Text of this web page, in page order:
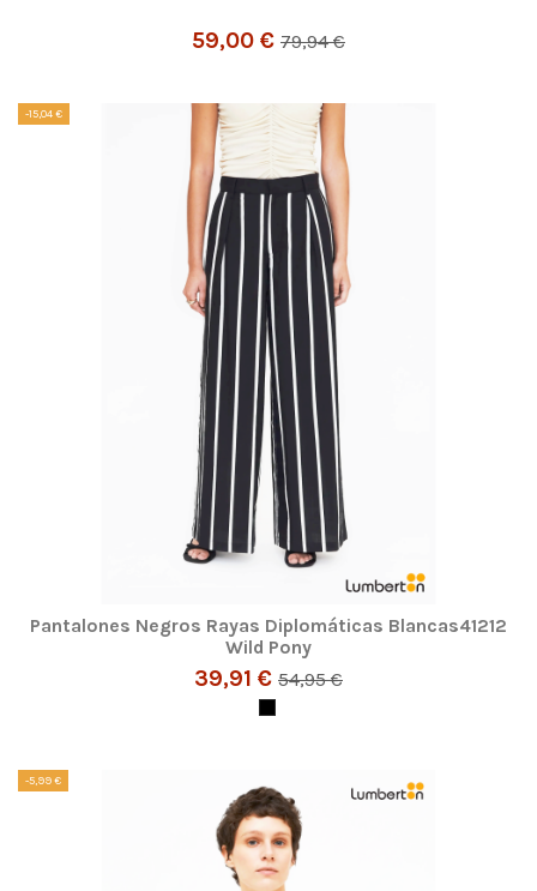
59,00 € 79,94 €
-15,04 €
Pantalones Negros Rayas Diplomáticas Blancas41212
Wild Pony
39,91 € 54,95 €
-5,99 €